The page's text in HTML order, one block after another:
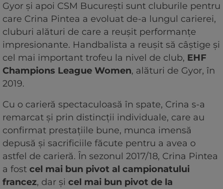
Gyor și apoi CSM București sunt cluburile pentru
care Crina Pintea a evoluat de-a lungul carierei,
cluburi alături de care a reușit performanțe
impresionante. Handbalista a reușit să câștige și
cel mai important trofeu la nivel de club, EHF
Champions League Women, alături de Gyor, în
2019.
Cu o carieră spectaculoasă în spate, Crina s-a
remarcat și prin distincții individuale, care au
confirmat prestațiile bune, munca imensă
depusă și sacrificiile făcute pentru a avea o
astfel de carieră. În sezonul 2017/18, Crina Pintea
a fost cel mai bun pivot al campionatului
francez, dar și cel mai bun pivot de la